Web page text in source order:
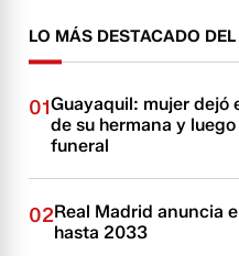
LO MÁS DESTACADO
01Guayaquil: mujer dejó
de su hermana y
funeral
02Real Madrid anuncia
hasta 2033